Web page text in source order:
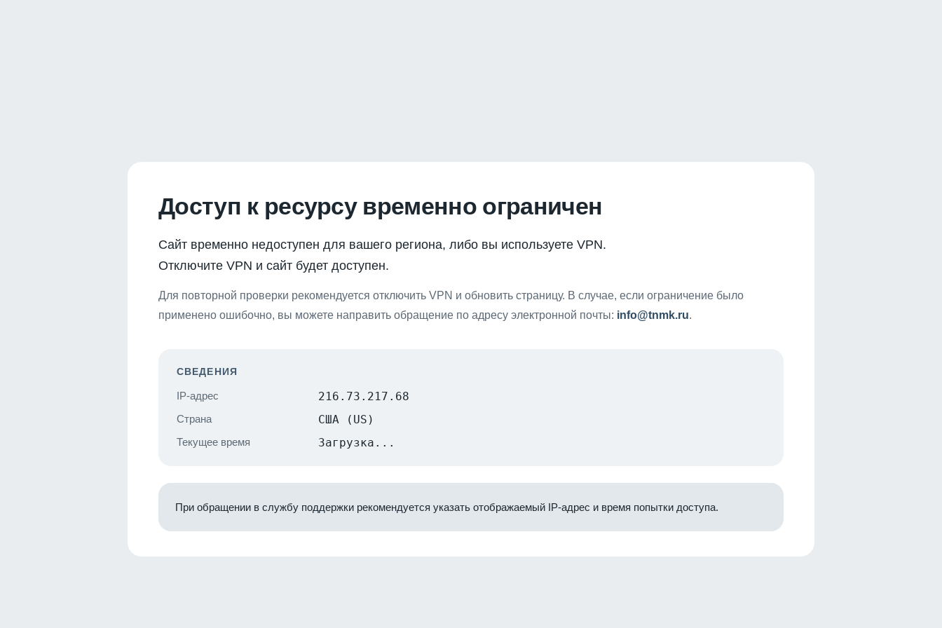
Доступ к ресурсу временно ограничен
Сайт временно недоступен для вашего региона, либо вы используете VPN.
Отключите VPN и сайт будет доступен.
Для повторной проверки рекомендуется отключить VPN и обновить страницу. В случае, если ограничение было
применено ошибочно, вы можете направить обращение по адресу электронной почты: info@tnmk.ru.
СВЕДЕНИЯ
IP-адрес 216.73.217.68
Страна США (US)
Текущее время Загрузка...
При обращении в службу поддержки рекомендуется указать отображаемый IP-адрес и время попытки доступа.